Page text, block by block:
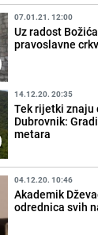
07.01.21. 12:00
Uz radost
pravoslavne
14.12.20. 20:35
Tek rijetki znaju
Dubrovnik:
metara
04.12.20. 10:46
Akademik
odrednica svih